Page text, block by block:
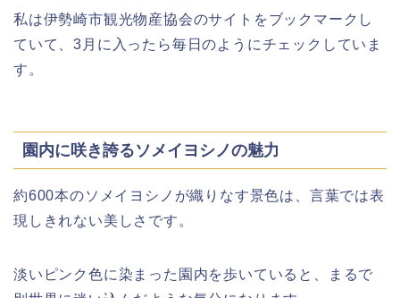
店はいつまで?ライトアップ情報も!
は?ライトアップや駐車場情報も!
屋台やライトアップはいつまで?
私は伊勢崎市観光物産協会のサイトをブックマークし
ていて、3月に入ったら毎日のようにチェックしていま
す。
園内に咲き誇るソメイヨシノの魅力
約600本のソメイヨシノが織りなす景色は、言葉では表
現しきれない美しさです。
淡いピンク色に染まった園内を歩いていると、まるで